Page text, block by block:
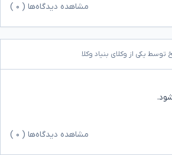
مشاهده دیدگاه‌ها ( ۰
توسط یکی از وکلای بنیاد وکلا
مشاهده دیدگاه‌ها ( ۰